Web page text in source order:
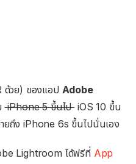
ด้วย) ของแอป Adobe
iPhone 5 ขึ้นไปiOS 10 ขึ้น
ยถึง iPhone 6s ขึ้นไปนั่นเอง
Lightroom ได้ฟรีที่ App